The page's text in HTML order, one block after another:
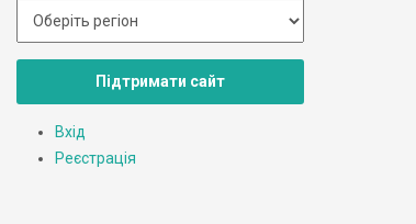
Підтримати сайт
Вхід
Реєстрація